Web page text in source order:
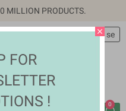
MILLION PRODUCTS.
personPřihlásit se
0
close
FOR
!